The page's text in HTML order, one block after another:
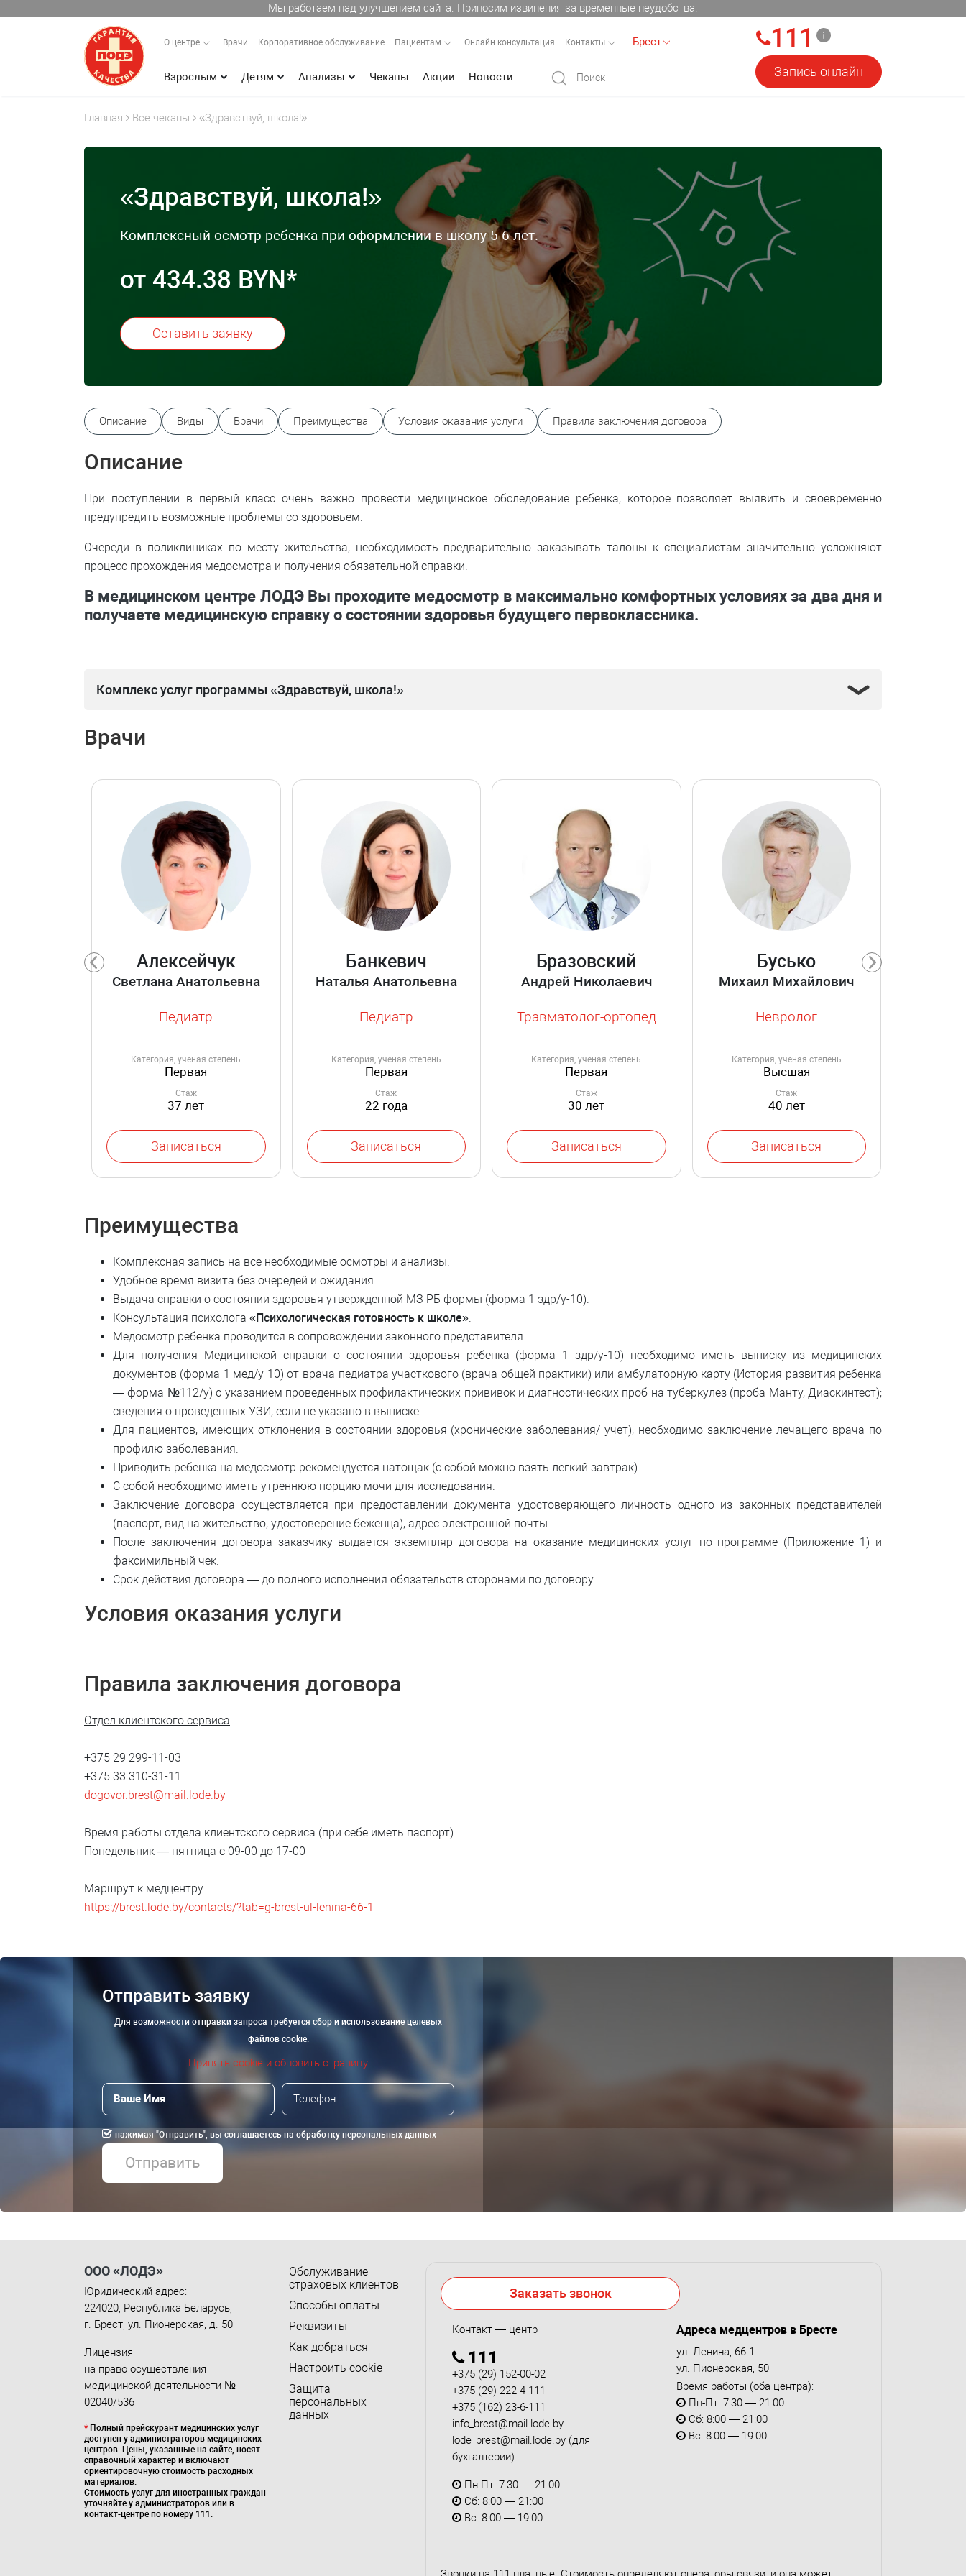
Мы работаем над улучшением сайта. Приносим извинения за временные неудобства.
О центре Врачи Корпоративное обслуживание Пациентам Онлайн консультация Контакты Брест
Взрослым Детям Анализы Чекапы Акции Новости
111
Запись онлайн
Главная Все чекапы «Здравствуй, школа!»
«Здравствуй, школа!»
Комплексный осмотр ребенка при оформлении в школу 5-6 лет.
от 434.38 BYN*
Оставить заявку
Описание Виды Врачи Преимущества Условия оказания услуги Правила заключения договора
Описание
При поступлении в первый класс очень важно провести медицинское обследование ребенка, которое позволяет выявить и своевременно
предупредить возможные проблемы со здоровьем.
Очереди в поликлиниках по месту жительства, необходимость предварительно заказывать талоны к специалистам значительно усложняют
процесс прохождения медосмотра и получения обязательной справки.
В медицинском центре ЛОДЭ Вы проходите медосмотр в максимально комфортных условияхза два дня и
получаете медицинскую справку о состоянии здоровья будущего первоклассника.
Комплекс услуг программы «Здравствуй, школа!»
Врачи
Алексейчук
Светлана Анатольевна
Педиатр
Категория, ученая степень
Первая
Стаж
37 лет
Записаться
Банкевич
Наталья Анатольевна
Педиатр
Категория, ученая степень
Первая
Стаж
22 года
Записаться
Бразовский
Андрей Николаевич
Травматолог-ортопед
Категория, ученая степень
Первая
Стаж
30 лет
Записаться
Бусько
Михаил Михайлович
Невролог
Категория, ученая степень
Высшая
Стаж
40 лет
Записаться
Преимущества
Комплексная запись на все необходимые осмотры и анализы.
Удобное время визита без очередей и ожидания.
Выдача справки о состоянии здоровья утвержденной МЗ РБ формы (форма 1 здр/у-10).
Консультация психолога «Психологическая готовность к школе».
Медосмотр ребенка проводится в сопровождении законного представителя.
Для получения Медицинской справки о состоянии здоровья ребенка (форма 1 здр/у-10) необходимо иметь выписку из медицинских
документов (форма 1 мед/у-10) от врача-педиатра участкового (врача общей практики) или амбулаторную карту (История развития ребенка
— форма №112/у) с указанием проведенных профилактических прививок и диагностических проб на туберкулез (проба Манту, Диаскинтест);
сведения о проведенных УЗИ, если не указано в выписке.
Для пациентов, имеющих отклонения в состоянии здоровья (хронические заболевания/ учет), необходимо заключение лечащего врача по
профилю заболевания.
Приводить ребенка на медосмотр рекомендуется натощак (с собой можно взять легкий завтрак).
С собой необходимо иметь утреннюю порцию мочи для исследования.
Заключение договора осуществляется при предоставлении документа удостоверяющего личность одного из законных представителей
(паспорт, вид на жительство, удостоверение беженца), адрес электронной почты.
После заключения договора заказчику выдается экземпляр договора на оказание медицинских услуг по программе (Приложение 1) и
факсимильный чек.
Срок действия договора — до полного исполнения обязательств сторонами по договору.
Условия оказания услуги
Правила заключения договора
Отдел клиентского сервиса
+375 29 299-11-03
+375 33 310-31-11
dogovor.brest@mail.lode.by
Время работы отдела клиентского сервиса (при себе иметь паспорт)
Понедельник — пятница с 09-00 до 17-00
Маршрут к медцентру
https://brest.lode.by/contacts/?tab=g-brest-ul-lenina-66-1
Отправить заявку
Для возможности отправки запроса требуется сбор и использование целевых
файлов cookie.
Принять cookie и обновить страницу
нажимая "Отправить", вы соглашаетесь на обработку персональных данных
Отправить
ООО «ЛОДЭ»
Юридический адрес:
224020, Республика Беларусь,
г. Брест, ул. Пионерская, д. 50
Лицензия
на право осуществления
медицинской деятельности №
02040/536
* Полный прейскурант медицинских услуг
доступен у администраторов медицинских
центров. Цены, указанные на сайте, носят
справочный характер и включают
ориентировочную стоимость расходных
материалов.
Стоимость услуг для иностранных граждан
уточняйте у администраторов или в
контакт-центре по номеру 111.
Обслуживание
страховых клиентов
Способы оплаты
Реквизиты
Как добраться
Настроить cookie
Защита
персональных
данных
Заказать звонок
Контакт — центр
111
+375 (29) 152-00-02
+375 (29) 222-4-111
+375 (162) 23-6-111
info_brest@mail.lode.by
lode_brest@mail.lode.by (для
бухгалтерии)
Пн-Пт: 7:30 — 21:00
Сб: 8:00 — 21:00
Вс: 8:00 — 19:00
Адреса медцентров в Бресте
ул. Ленина, 66-1
ул. Пионерская, 50
Время работы (оба центра):
Пн-Пт: 7:30 — 21:00
Сб: 8:00 — 21:00
Вс: 8:00 — 19:00